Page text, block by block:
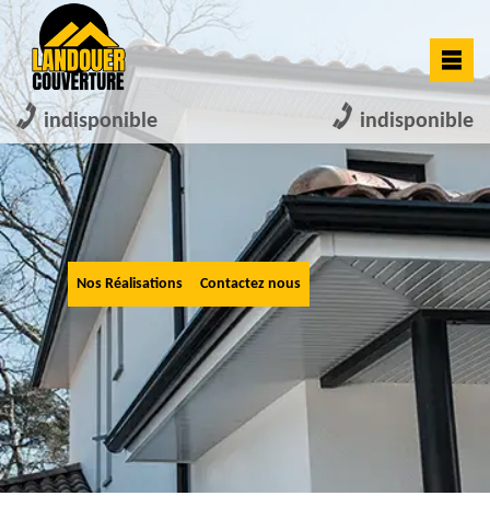
indisponible indisponible
Nos Réalisations Contactez nous